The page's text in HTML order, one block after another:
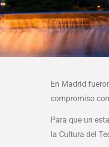
En Madrid
compromiso
Para que un
la Cultura del